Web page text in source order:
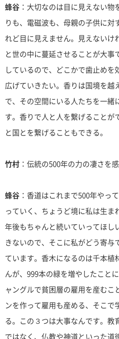
蜂谷 ：大切なのは目に見えない
りも、電磁波も、母親の子供に
れど目に見えません。見えないけ
と世の中に蔓延させることが大
しているので、どこかで歯止めを
広げていきたい。香りは国境を越
で、その空間にいる人たちを一緒
す。香りで人と人を繋げることが
と国とを繋げることもできる。
竹村 ：伝統の500年の力の凄さを感
蜂谷 ：香道はこれまで500年やっ
っていく、ちょうど境に私は生ま
年後もちゃんと続いていってほし
きないので、そこに私がどう寄与
ています。香木になるのは千本植
んが、999本の緑を増やしたこと
ャングルで貧困層の雇用を産むこ
ンを作って雇用も産める、そこで
る。この３つは大事なんです。教
ではなく、仏教や神道といった道